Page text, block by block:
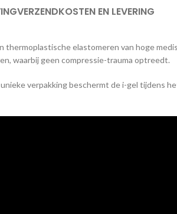
VERZENDKOSTEN EN LEVERING
thermoplastische elastomeren van hoge
waarbij geen compressie-trauma optreedt.
verpakking beschermt de i-gel tijdens